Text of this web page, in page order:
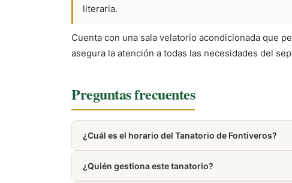
literaria.
Cuenta con una sala velatorio acondicionada que
asegura la atención a todas las necesidades del
Preguntas frecuentes
¿Cuál es el horario del Tanatorio de Fontiveros?
¿Quién gestiona este tanatorio?